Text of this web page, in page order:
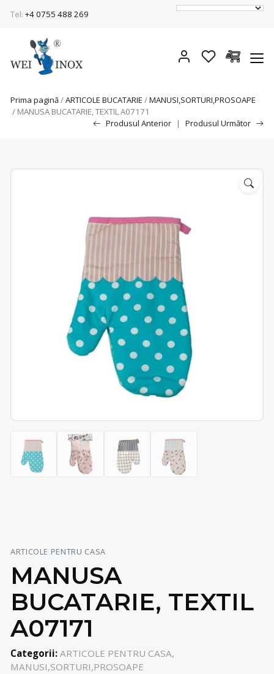
Tel: +4 0755 488 269
Prima pagină/ARTICOLE BUCATARIE /MANUSI,SORTURI,PROSOAPE
/ MANUSA BUCATARIE, TEXTIL A07171
Produsul Anterior
| Produsul Următor
ARTICOLE PENTRU CASA
MANUSA
BUCATARIE, TEXTIL
A07171
Categorii: ARTICOLE PENTRU CASA,
MANUSI,SORTURI,PROSOAPE